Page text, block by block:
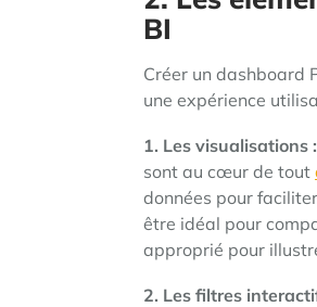
BI
Créer un dashboard
une expérience
1. Les visualisations :
sont au cœur de tout
données pour
être idéal pour
approprié pour
2. Les filtres